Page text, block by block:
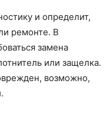
и определит,
ремонте. В
замена
или защелка.
возможно,